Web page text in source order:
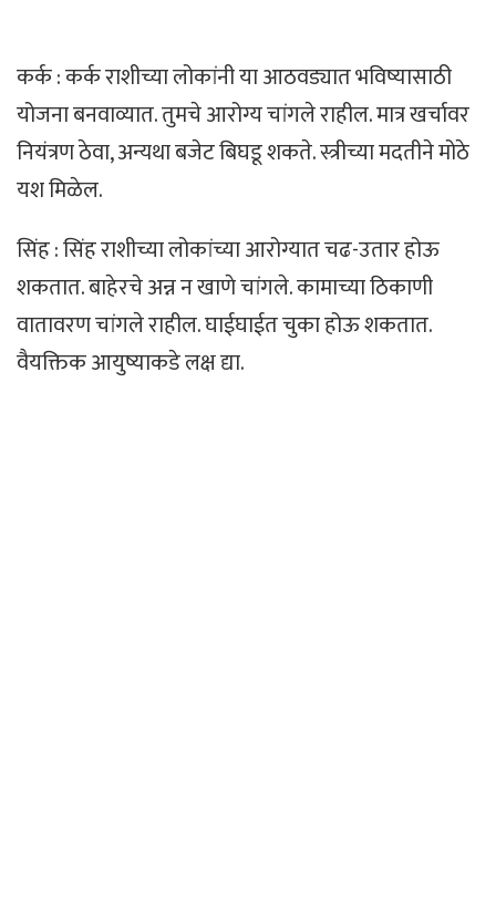
कर्क : कर्क राशीच्या लोकांनी या आठवड्यात भविष्यासाठी
योजना बनवाव्यात. तुमचे आरोग्य चांगले राहील. मात्र खर्चावर
नियंत्रण ठेवा, अन्यथा बजेट बिघडू शकते. स्त्रीच्या मदतीने मोठे
यश मिळेल.
सिंह : सिंह राशीच्या लोकांच्या आरोग्यात चढ-उतार होऊ
शकतात. बाहेरचे अन्न न खाणे चांगले. कामाच्या ठिकाणी
वातावरण चांगले राहील. घाईघाईत चुका होऊ शकतात.
वैयक्तिक आयुष्याकडे लक्ष द्या.